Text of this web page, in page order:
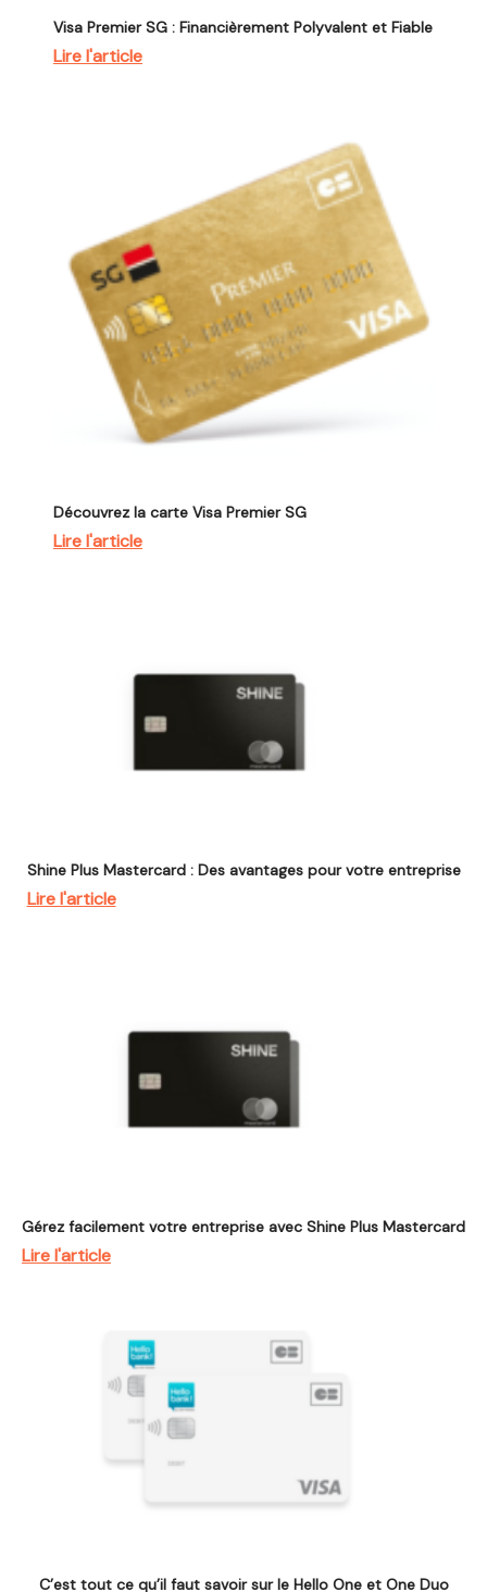
Visa Premier SG : Financièrement Polyvalent et Fiable
Lire l'article
Découvrez la carte Visa Premier SG
Lire l'article
Shine Plus Mastercard : Des avantages pour votre entreprise
Lire l'article
Gérez facilement votre entreprise avec Shine Plus Mastercard
Lire l'article
C’est tout ce qu’il faut savoir sur le Hello One et One Duo